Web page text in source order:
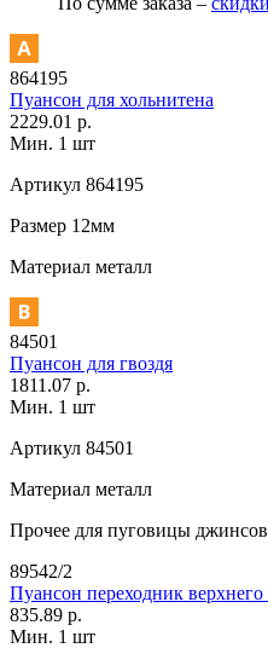
864195
Пуансон для хольнитена
2229.01 р.
Мин. 1 шт
Артикул 864195
Размер 12мм
Материал металл
84501
Пуансон для гвоздя
1811.07 р.
Мин. 1 шт
Артикул 84501
Материал металл
Прочее для пуговицы
89542/2
Пуансон переходник
835.89 р.
Мин. 1 шт